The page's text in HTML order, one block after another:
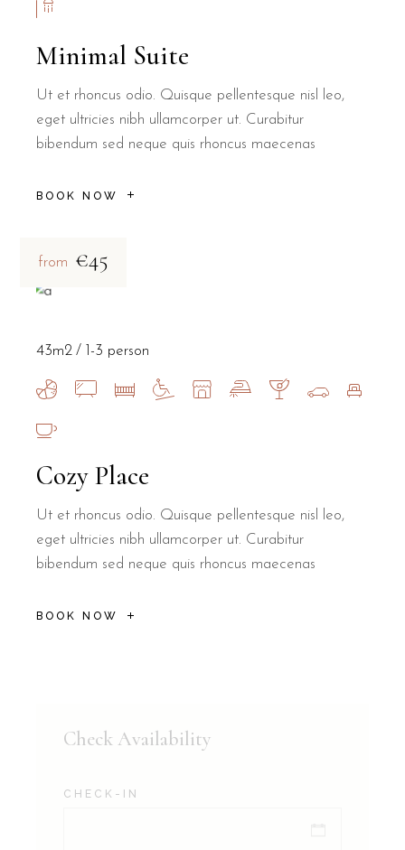
Minimal Suite
Ut et rhoncus odio. Quisque pellentesque nisl leo,
eget ultricies nibh ullamcorper ut. Curabitur
bibendum sed neque quis rhoncus maecenas
BOOK NOW
from €45
Cozy Place
Ut et rhoncus odio. Quisque pellentesque nisl leo,
eget ultricies nibh ullamcorper ut. Curabitur
bibendum sed neque quis rhoncus maecenas
BOOK NOW
43m2 1-3 person
Check Availability
CHECK-IN